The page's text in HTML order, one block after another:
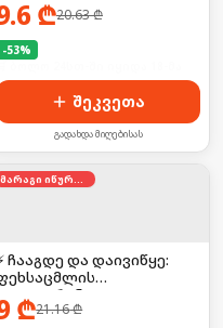
₾20.63₾
-53%
შეკვეთა
გადახდა მიღებისას
მარაგი იწურება
ჩააგდე და დაივიწყე:
დეოდორანტი
₾21.16₾